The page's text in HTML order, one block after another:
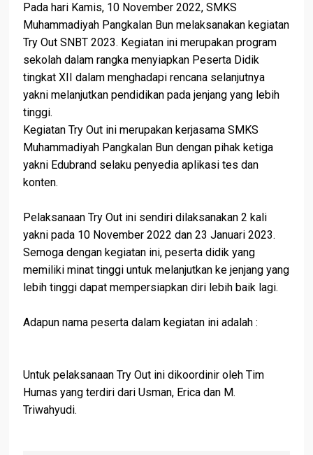
Pada hari Kamis, 10 November 2022, SMKS
Muhammadiyah Pangkalan Bun melaksanakan kegiatan
Try Out SNBT 2023. Kegiatan ini merupakan program
sekolah dalam rangka menyiapkan Peserta Didik
tingkat XII dalam menghadapi rencana selanjutnya
yakni melanjutkan pendidikan pada jenjang yang lebih
tinggi.
Kegiatan Try Out ini merupakan kerjasama SMKS
Muhammadiyah Pangkalan Bun dengan pihak ketiga
yakni Edubrand selaku penyedia aplikasi tes dan
konten.
Pelaksanaan Try Out ini sendiri dilaksanakan 2 kali
yakni pada 10 November 2022 dan 23 Januari 2023.
Semoga dengan kegiatan ini, peserta didik yang
memiliki minat tinggi untuk melanjutkan ke jenjang yang
lebih tinggi dapat mempersiapkan diri lebih baik lagi.
Adapun nama peserta dalam kegiatan ini adalah :
Untuk pelaksanaan Try Out ini dikoordinir oleh Tim
Humas yang terdiri dari Usman, Erica dan M.
Triwahyudi.